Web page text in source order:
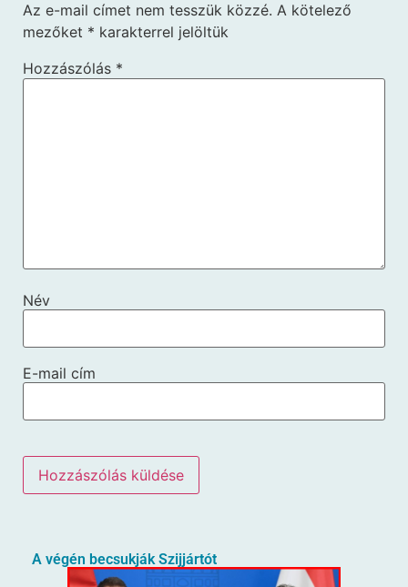
Az e-mail címet nem tesszük közzé. A kötelező
mezőket * karakterrel jelöltük
Hozzászólás *
Név
E-mail cím
A végén becsukják Szijjártót